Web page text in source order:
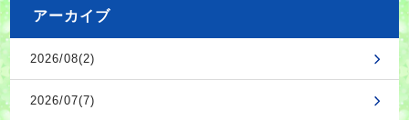
アーカイブ
2026/08(2)
2026/07(7)